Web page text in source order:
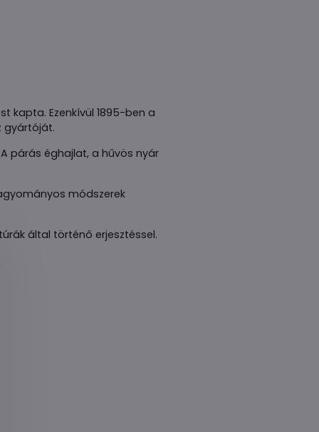
kapta. Ezenkívül 1895-ben a
gyártóját.
párás éghajlat, a hűvös nyár
módszerek
által történő erjesztéssel.